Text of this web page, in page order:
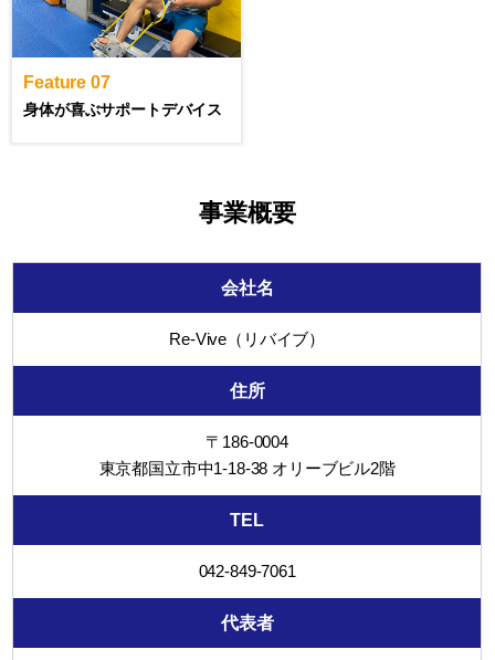
Feature 07
身体が喜ぶサポートデバイス
事業概要
会社名
Re-Vive（リバイブ）
住所
〒186-0004
東京都国立市中1-18-38 オリーブビル2階
TEL
042-849-7061
代表者